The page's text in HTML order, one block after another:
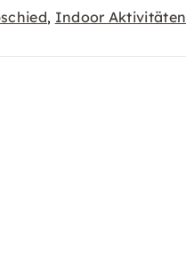
, Indoor Aktivitäten